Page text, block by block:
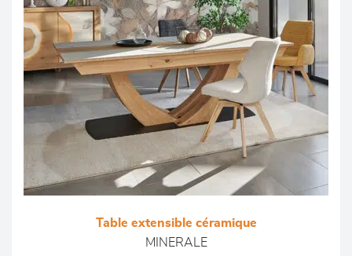
Table extensible céramique
MINERALE